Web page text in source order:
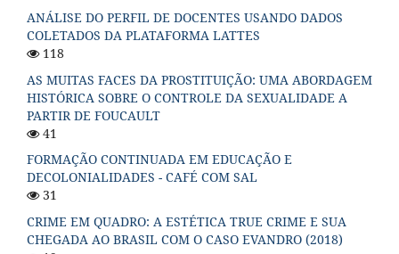
ANÁLISE DO PERFIL DE DOCENTES USANDO DADOS
COLETADOS DA PLATAFORMA LATTES
118
AS MUITAS FACES DA PROSTITUIÇÃO: UMA ABORDAGEM
HISTÓRICA SOBRE O CONTROLE DA SEXUALIDADE A
PARTIR DE FOUCAULT
41
FORMAÇÃO CONTINUADA EM EDUCAÇÃO E
DECOLONIALIDADES - CAFÉ COM SAL
31
CRIME EM QUADRO: A ESTÉTICA TRUE CRIME E SUA
CHEGADA AO BRASIL COM O CASO EVANDRO (2018)